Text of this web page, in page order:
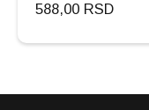
588,00 RSD